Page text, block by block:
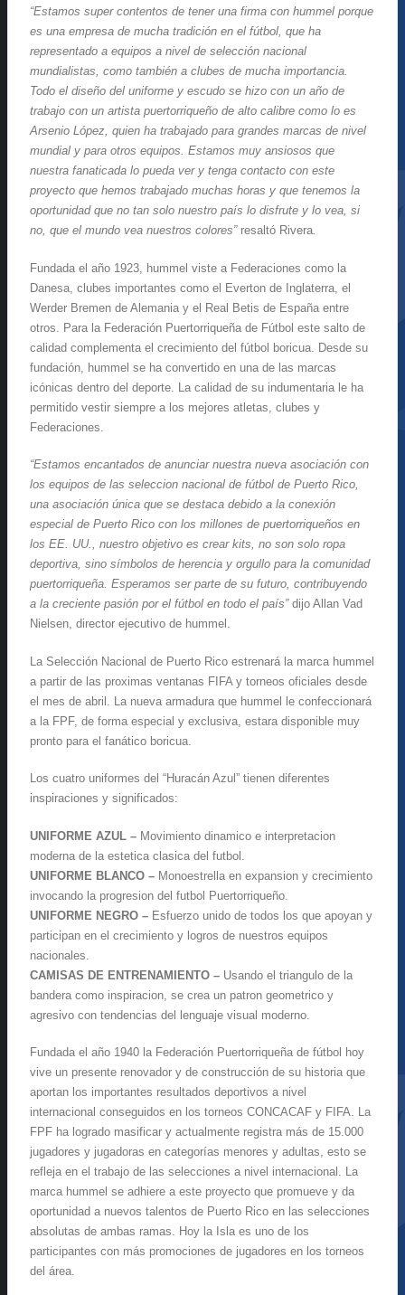
“Estamos super contentos de tener una firma con hummel porque
es una empresa de mucha tradición en el fútbol, que ha
representado a equipos a nivel de selección nacional
mundialistas, como también a clubes de mucha importancia.
Todo el diseño del uniforme y escudo se hizo con un año de
trabajo con un artista puertorriqueño de alto calibre como lo es
Arsenio López, quien ha trabajado para grandes marcas de nivel
mundial y para otros equipos. Estamos muy ansiosos que
nuestra fanaticada lo pueda ver y tenga contacto con este
proyecto que hemos trabajado muchas horas y que tenemos la
oportunidad que no tan solo nuestro país lo disfrute y lo vea, si
no, que el mundo vea nuestros colores” resaltó Rivera.
Fundada el año 1923, hummel viste a Federaciones como la
Danesa, clubes importantes como el Everton de Inglaterra, el
Werder Bremen de Alemania y el Real Betis de España entre
otros. Para la Federación Puertorriqueña de Fútbol este salto de
calidad complementa el crecimiento del fútbol boricua. Desde su
fundación, hummel se ha convertido en una de las marcas
icónicas dentro del deporte. La calidad de su indumentaria le ha
permitido vestir siempre a los mejores atletas, clubes y
Federaciones.
“Estamos encantados de anunciar nuestra nueva asociación con
los equipos de las seleccion nacional de fútbol de Puerto Rico,
una asociación única que se destaca debido a la conexión
especial de Puerto Rico con los millones de puertorriqueños en
los EE. UU., nuestro objetivo es crear kits, no son solo ropa
deportiva, sino símbolos de herencia y orgullo para la comunidad
puertorriqueña. Esperamos ser parte de su futuro, contribuyendo
a la creciente pasión por el fútbol en todo el país” dijo Allan Vad
Nielsen, director ejecutivo de hummel.
La Selección Nacional de Puerto Rico estrenará la marca hummel
a partir de las proximas ventanas FIFA y torneos oficiales desde
el mes de abril. La nueva armadura que hummel le confeccionará
a la FPF, de forma especial y exclusiva, estara disponible muy
pronto para el fanático boricua.
Los cuatro uniformes del “Huracán Azul” tienen diferentes
inspiraciones y significados:
UNIFORME AZUL – Movimiento dinamico e interpretacion
moderna de la estetica clasica del futbol.
UNIFORME BLANCO – Monoestrella en expansion y crecimiento
invocando la progresion del futbol Puertorriqueño.
UNIFORME NEGRO – Esfuerzo unido de todos los que apoyan y
participan en el crecimiento y logros de nuestros equipos
nacionales.
CAMISAS DE ENTRENAMIENTO – Usando el triangulo de la
bandera como inspiracion, se crea un patron geometrico y
agresivo con tendencias del lenguaje visual moderno.
Fundada el año 1940 la Federación Puertorriqueña de fútbol hoy
vive un presente renovador y de construcción de su historia que
aportan los importantes resultados deportivos a nivel
internacional conseguidos en los torneos CONCACAF y FIFA. La
FPF ha logrado masificar y actualmente registra más de 15.000
jugadores y jugadoras en categorías menores y adultas, esto se
refleja en el trabajo de las selecciones a nivel internacional. La
marca hummel se adhiere a este proyecto que promueve y da
oportunidad a nuevos talentos de Puerto Rico en las selecciones
absolutas de ambas ramas. Hoy la Isla es uno de los
participantes con más promociones de jugadores en los torneos
del área.